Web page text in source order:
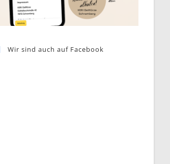
Wir sind auch auf Facebook